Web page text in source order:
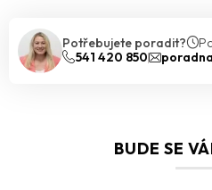
Potřebujete poradit?
541 420 850
BUDE SE